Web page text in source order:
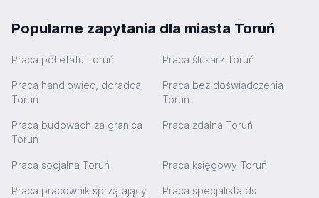
Popularne zapytania dla miasta Toruń
Praca pół etatu Toruń Praca ślusarz Toruń
Praca handlowiec, doradca
Toruń
Praca bez doświadczenia
Toruń
Praca budowach za granica
Toruń
Praca zdalna Toruń
Praca socjalna Toruń Praca księgowy Toruń
Praca pracownik sprzątający
Praca specjalista ds